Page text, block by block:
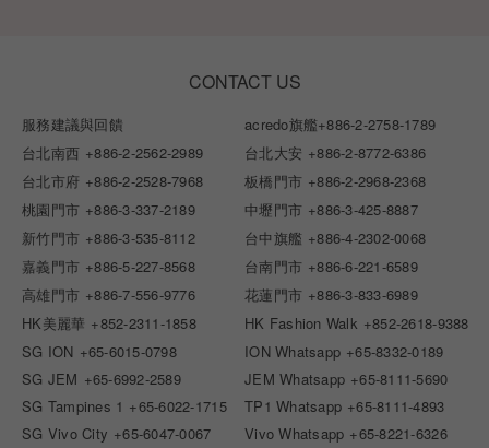
CONTACT US
服務建議與回饋 acredo旗艦+886-2-2758-1789
台北南西 +886-2-2562-2989 台北大安 +886-2-8772-6386
台北市府 +886-2-2528-7968 板橋門市 +886-2-2968-2368
桃園門市 +886-3-337-2189 中壢門市 +886-3-425-8887
新竹門市 +886-3-535-8112 台中旗艦 +886-4-2302-0068
嘉義門市 +886-5-227-8568 台南門市 +886-6-221-6589
高雄門市 +886-7-556-9776 花蓮門市 +886-3-833-6989
HK美麗華 +852-2311-1858 HK Fashion Walk +852-2618-9388
SG ION +65-6015-0798 ION Whatsapp +65-8332-0189
SG JEM +65-6992-2589 JEM Whatsapp +65-8111-5690
SG Tampines 1 +65-6022-1715 TP1 Whatsapp +65-8111-4893
SG Vivo City +65-6047-0067 Vivo Whatsapp +65-8221-6326